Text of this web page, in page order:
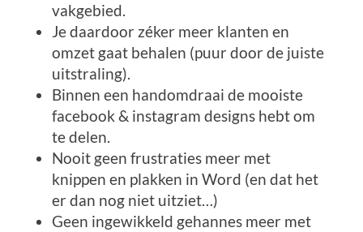
vakgebied.
Je daardoor zéker meer klanten en
omzet gaat behalen (puur door de juiste
uitstraling).
Binnen een handomdraai de mooiste
facebook & instagram designs hebt om
te delen.
Nooit geen frustraties meer met
knippen en plakken in Word (en dat het
er dan nog niet uitziet…)
Geen ingewikkeld gehannes meer met